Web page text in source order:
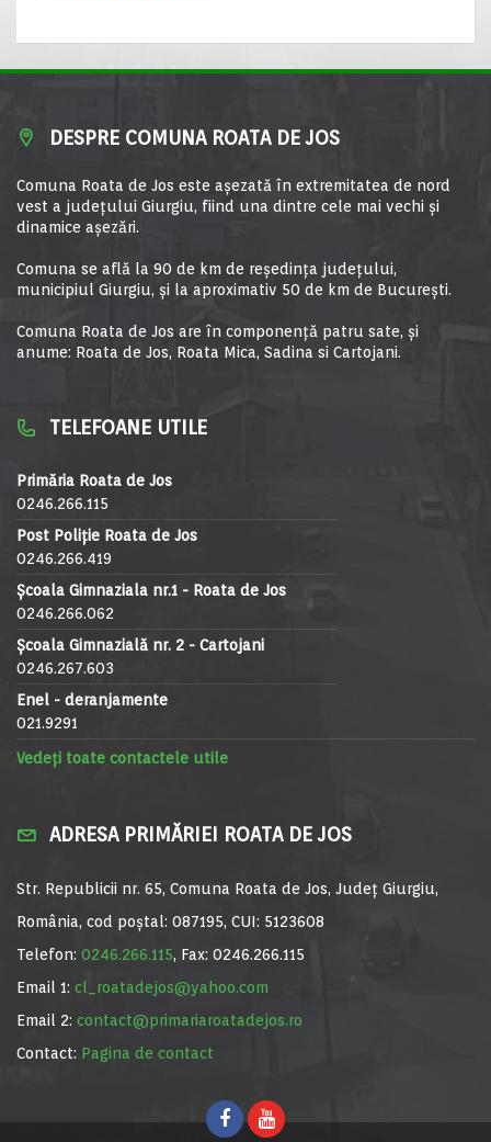
DESPRE COMUNA ROATA DE JOS
Comuna Roata de Jos este aşezată în extremitatea de nord
vest a judeţului Giurgiu, fiind una dintre cele mai vechi şi
dinamice aşezări.
Comuna se află la 90 de km de reşedinţa judeţului,
municipiul Giurgiu, şi la aproximativ 50 de km de Bucureşti.
Comuna Roata de Jos are în componență patru sate, și
anume: Roata de Jos, Roata Mica, Sadina si Cartojani.
TELEFOANE UTILE
Primăria Roata de Jos
0246.266.115
Post Poliție Roata de Jos
0246.266.419
Școala Gimnaziala nr.1 - Roata de Jos
0246.266.062
Școala Gimnazială nr. 2 - Cartojani
0246.267.603
Enel - deranjamente
021.9291
Vedeți toate contactele utile
ADRESA PRIMĂRIEI ROATA DE JOS
Str. Republicii nr. 65, Comuna Roata de Jos, Județ Giurgiu,
România, cod poștal: 087195, CUI: 5123608
Telefon: 0246.266.115, Fax: 0246.266.115
Email 1: cl_roatadejos@yahoo.com
Email 2: contact@primariaroatadejos.ro
Contact: Pagina de contact